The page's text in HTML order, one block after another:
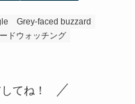
Grey-faced buzzard
ドウォッチング
てね！